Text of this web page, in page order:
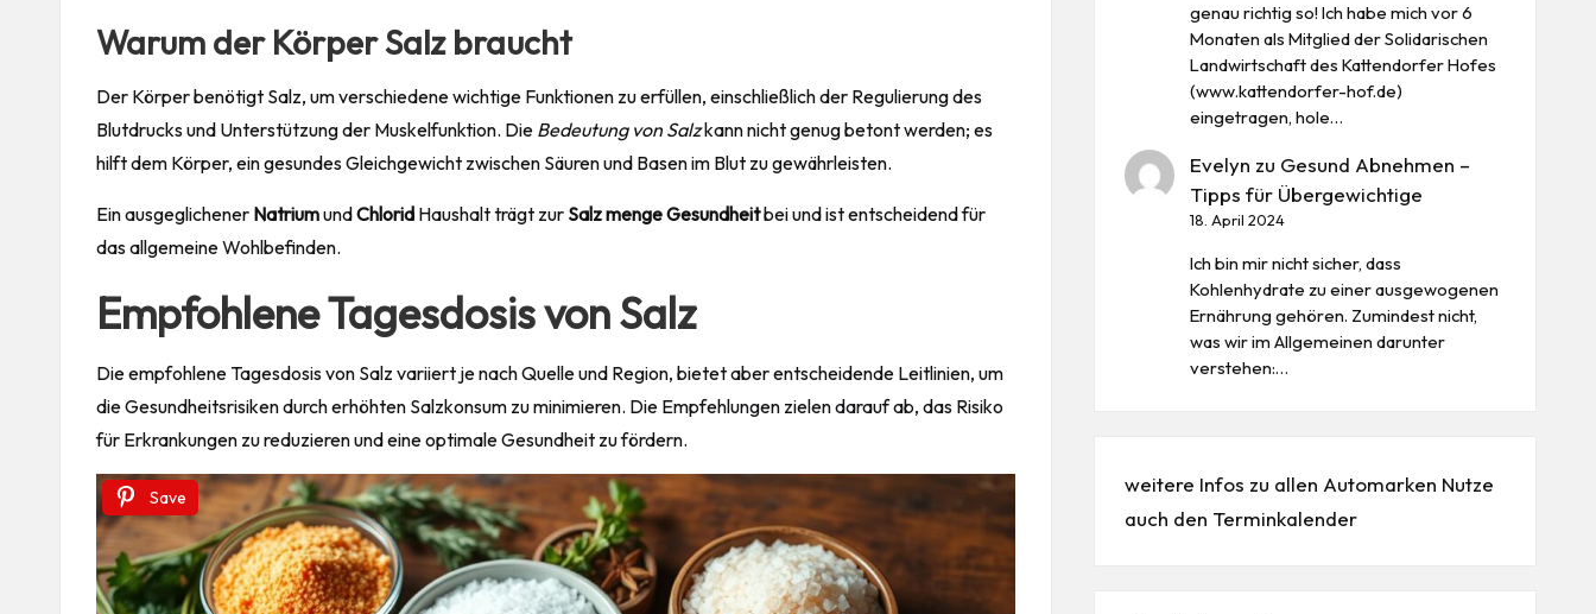
Warum der Körper Salz braucht
Der Körper benötigt Salz, um verschiedene wichtige Funktionen zu erfüllen, einschließlich der Regulierung des
Blutdrucks und Unterstützung der Muskelfunktion. Die Bedeutung von Salzkann nicht genug betont werden; es
hilft dem Körper, ein gesundes Gleichgewicht zwischen Säuren und Basen im Blut zu gewährleisten.
Ein ausgeglichener NatriumundChlorid Haushalt trägt zur Salz menge Gesundheitbei und ist entscheidend für
das allgemeine Wohlbefinden.
Empfohlene Tagesdosis von Salz
Die empfohlene Tagesdosis von Salz variiert je nach Quelle und Region, bietet aber entscheidende Leitlinien, um
die Gesundheitsrisiken durch erhöhten Salzkonsum zu minimieren. Die Empfehlungen zielen darauf ab, das Risiko
für Erkrankungen zu reduzieren und eine optimale Gesundheit zu fördern.
Save
genau richtig so! Ich habe mich vor 6
Monaten als Mitglied der Solidarischen
Landwirtschaft des Kattendorfer Hofes
(www.kattendorfer-hof.de)
eingetragen, hole…
Evelyn zu Gesund Abnehmen –
Tipps für Übergewichtige
18. April 2024
Ich bin mir nicht sicher, dass
Kohlenhydrate zu einer ausgewogenen
Ernährung gehören. Zumindest nicht,
was wir im Allgemeinen darunter
verstehen:…
weitere Infos zu allen Automarken Nutze
auch den Terminkalender